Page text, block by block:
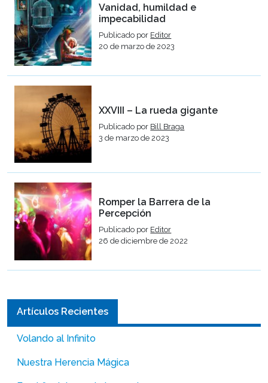
Vanidad, humildad e
impecabilidad
Publicado por Editor
20 de marzo de 2023
XXVIII – La rueda gigante
Publicado por Bill Braga
3 de marzo de 2023
Romper la Barrera de la
Percepción
Publicado por Editor
26 de diciembre de 2022
Artículos Recientes
Volando al Infinito
Nuestra Herencia Mágica